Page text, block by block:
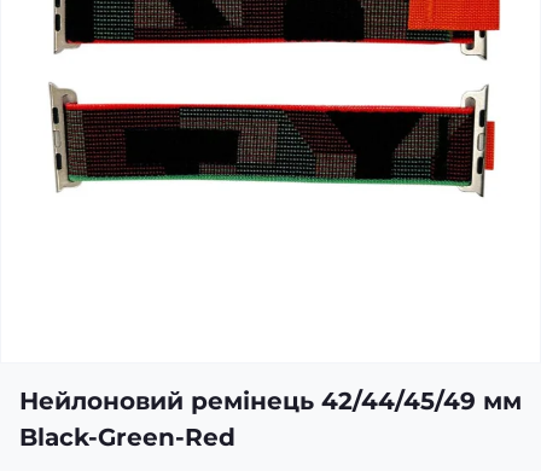
Нейлоновий ремінець 42/44/45/49 мм
Black-Green-Red